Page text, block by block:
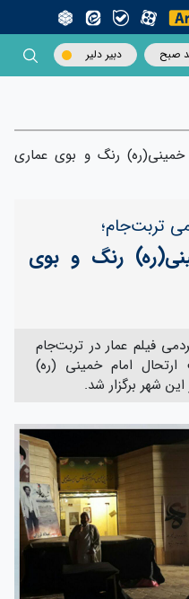
صبح دبیر دلیر
خمینی(ره) رنگ و بوی عماری
تربت‌‌جام؛
رنگ و بوی
فیلم عمار در تربت‌جام
امام خمینی (ره)
شهر برگزار شد.